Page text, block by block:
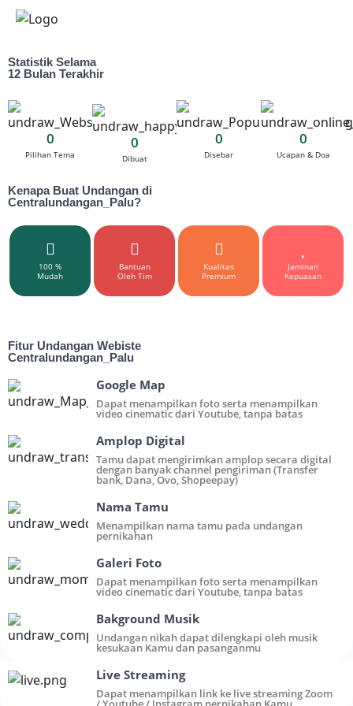
Statistik Selama
12 Bulan Terakhir
Pilihan Tema
0
Dibuat
0
Disebar
0
Ucapan & Doa
0
Kenapa Buat Undangan di
Centralundangan_Palu?
100 %
Mudah
Bantuan
Oleh Tim
Kualitas
Premium
Jaminan
Kepuasan
Fitur Undangan Webiste
Centralundangan_Palu
Google Map
Dapat menampilkan foto serta menampilkan
video cinematic dari Youtube, tanpa batas
Amplop Digital
Tamu dapat mengirimkan amplop secara digital
dengan banyak channel pengiriman (Transfer
bank, Dana, Ovo, Shopeepay)
Nama Tamu
Menampilkan nama tamu pada undangan
pernikahan
Galeri Foto
Dapat menampilkan foto serta menampilkan
video cinematic dari Youtube, tanpa batas
Bakground Musik
Undangan nikah dapat dilengkapi oleh musik
kesukaan Kamu dan pasanganmu
Live Streaming
Dapat menampilkan link ke live streaming Zoom